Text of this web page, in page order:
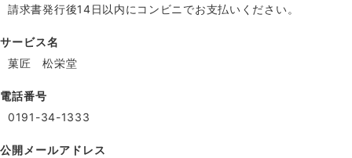
請求書発行後14日以内にコンビニでお支払いください。
サービス名
菓匠 松栄堂
電話番号
0191-34-1333
公開メールアドレス